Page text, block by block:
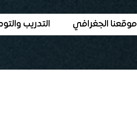
التدريب موقعنا الجغرافي